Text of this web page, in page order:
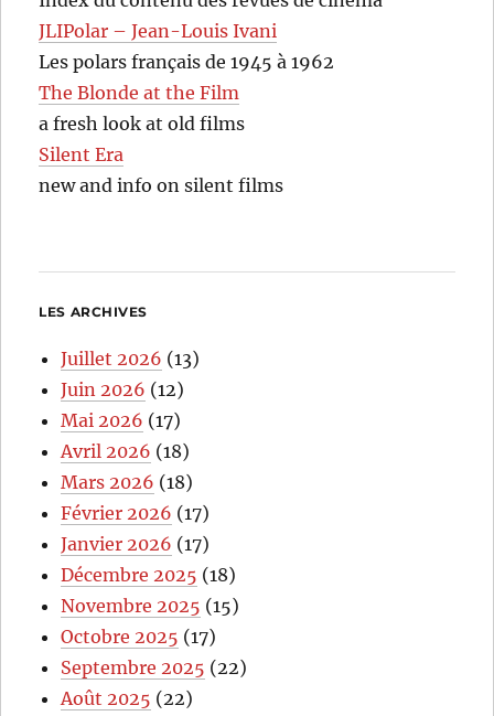
JLIPolar – Jean-Louis Ivani
Les polars français de 1945 à 1962
The Blonde at the Film
a fresh look at old films
Silent Era
new and info on silent films
LES ARCHIVES
Juillet 2026 (13)
Juin 2026 (12)
Mai 2026 (17)
Avril 2026 (18)
Mars 2026 (18)
Février 2026 (17)
Janvier 2026 (17)
Décembre 2025 (18)
Novembre 2025 (15)
Octobre 2025 (17)
Septembre 2025 (22)
Août 2025 (22)